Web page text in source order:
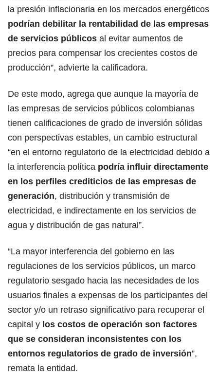
la presión inflacionaria en los mercados energéticos
podrían debilitar la rentabilidad de las empresas
de servicios públicos al evitar aumentos de
precios para compensar los crecientes costos de
producción”, advierte la calificadora.
De este modo, agrega que aunque la mayoría de
las empresas de servicios públicos colombianas
tienen calificaciones de grado de inversión sólidas
con perspectivas estables, un cambio estructural
“en el entorno regulatorio de la electricidad debido a
la interferencia política podría influir directamente
en los perfiles crediticios de las empresas de
generación, distribución y transmisión de
electricidad, e indirectamente en los servicios de
agua y distribución de gas natural”.
“La mayor interferencia del gobierno en las
regulaciones de los servicios públicos, un marco
regulatorio sesgado hacia las necesidades de los
usuarios finales a expensas de los participantes del
sector y/o un retraso significativo para recuperar el
capital y los costos de operación son factores
que se consideran inconsistentes con los
entornos regulatorios de grado de inversión”,
remata la entidad.